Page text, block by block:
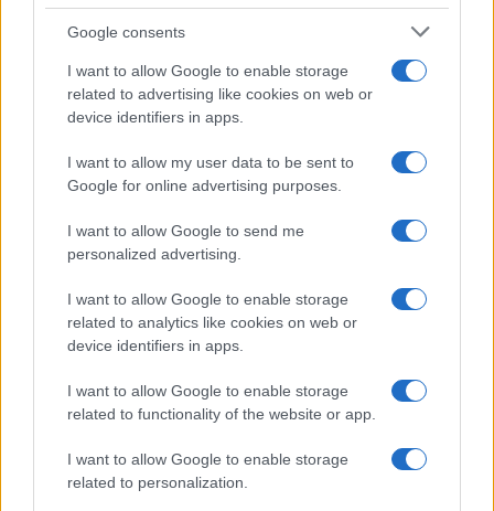
Google consents
I want to allow Google to enable storage
related to advertising like cookies on web or
device identifiers in apps.
I want to allow my user data to be sent to
Google for online advertising purposes.
I want to allow Google to send me
personalized advertising.
I want to allow Google to enable storage
related to analytics like cookies on web or
device identifiers in apps.
I want to allow Google to enable storage
related to functionality of the website or app.
I want to allow Google to enable storage
related to personalization.
Diferencias entre análisis técnico y fundamental: cuándo
aplicar cada método
Marta Ruiz · 6 Ago 2026